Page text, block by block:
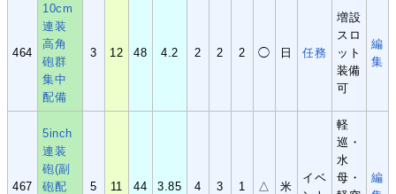
464
10cm
連装
高角
砲群
集中
配備
3 12 48 4.2 2 2 2 ◯ 日 任務
増設
スロ
ット
装備
可
編
集
467
5inch
連装
砲(副
砲配
5 11 44 3.85 4 3 1 △ 米
イベ
軽
巡・
水
母・
編